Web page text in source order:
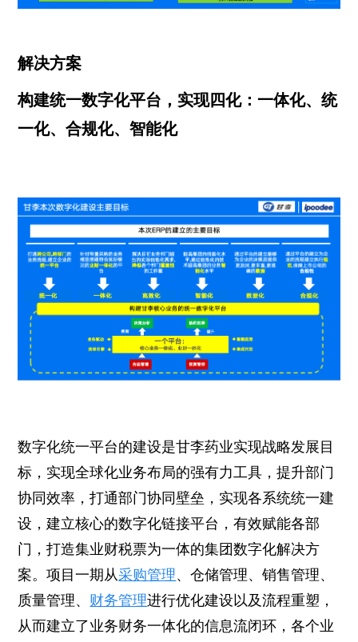
解决方案
构建统一数字化平台，实现四化：一体化、统
一化、合规化、智能化
数字化统一平台的建设是甘李药业实现战略发展目
标，实现全球化业务布局的强有力工具，提升部门
协同效率，打通部门协同壁垒，实现各系统统一建
设，建立核心的数字化链接平台，有效赋能各部
门，打造集业财税票为一体的集团数字化解决方
案。项目一期从采购管理、仓储管理、销售管理、
质量管理、 财务管理进行优化建设以及流程重塑，
从而建立了业务财务一体化的信息流闭环，各个业